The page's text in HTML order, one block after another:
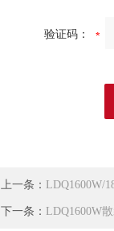
验证码：
上一条： LDQ1600W/
下一条： LDQ1600W